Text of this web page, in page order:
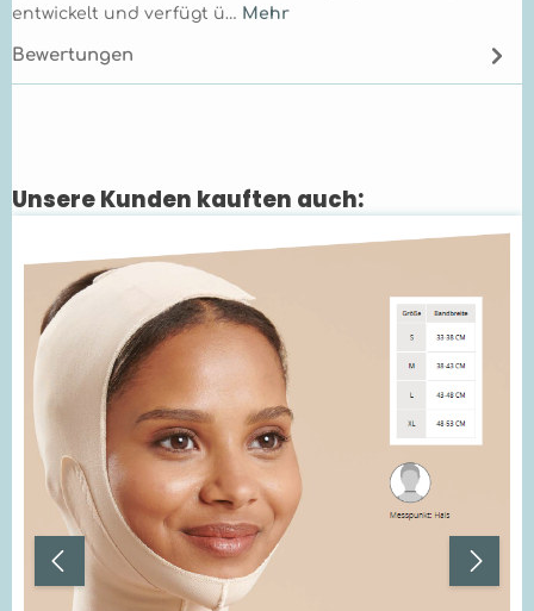
entwickelt und verfügt ü… Mehr
Bewertungen
Produktgalerie überspringen
Unsere Kunden kauften auch: